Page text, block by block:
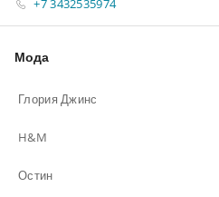
+7 3432535974
Мода
Глория Джинс
H&M
Остин